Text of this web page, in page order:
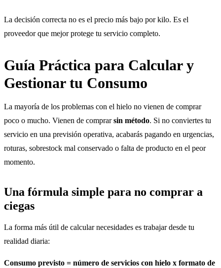
La decisión correcta no es el precio más bajo por kilo. Es el
proveedor que mejor protege tu servicio completo.
Guía Práctica para Calcular y
Gestionar tu Consumo
La mayoría de los problemas con el hielo no vienen de comprar
poco o mucho. Vienen de comprarsin método. Si no conviertes tu
servicio en una previsión operativa, acabarás pagando en urgencias,
roturas, sobrestock mal conservado o falta de producto en el peor
momento.
Una fórmula simple para no comprar a
ciegas
La forma más útil de calcular necesidades es trabajar desde tu
realidad diaria:
Consumo previsto = número de servicios con hielo x formato de